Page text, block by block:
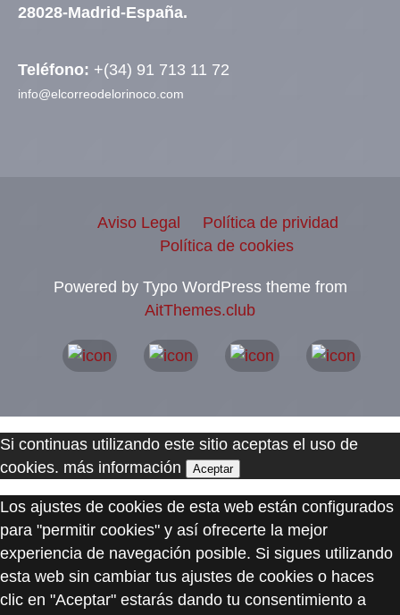
28028-Madrid-España.
Teléfono: +(34) 91 713 11 72
info@elcorreodelorinoco.com
Aviso Legal
Política de prividad
Política de cookies
Powered by Typo WordPress theme from
AitThemes.club
Si continuas utilizando este sitio aceptas el uso de
cookies. más información Aceptar
Los ajustes de cookies de esta web están configurados
para "permitir cookies" y así ofrecerte la mejor
experiencia de navegación posible. Si sigues utilizando
esta web sin cambiar tus ajustes de cookies o haces
clic en "Aceptar" estarás dando tu consentimiento a